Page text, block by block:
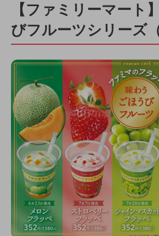
【ファミリーマート
びフルーツシリーズ